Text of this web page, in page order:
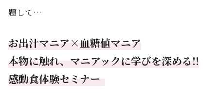
題して…
お出汁マニア×血糖値マニア
本物に触れ、マニアックに学びを深める!!
感動食体験セミナー